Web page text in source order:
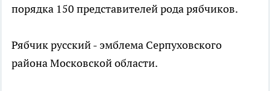
порядка 150 представителей рода рябчиков.
Рябчик русский - эмблема Серпуховского
района Московской области.